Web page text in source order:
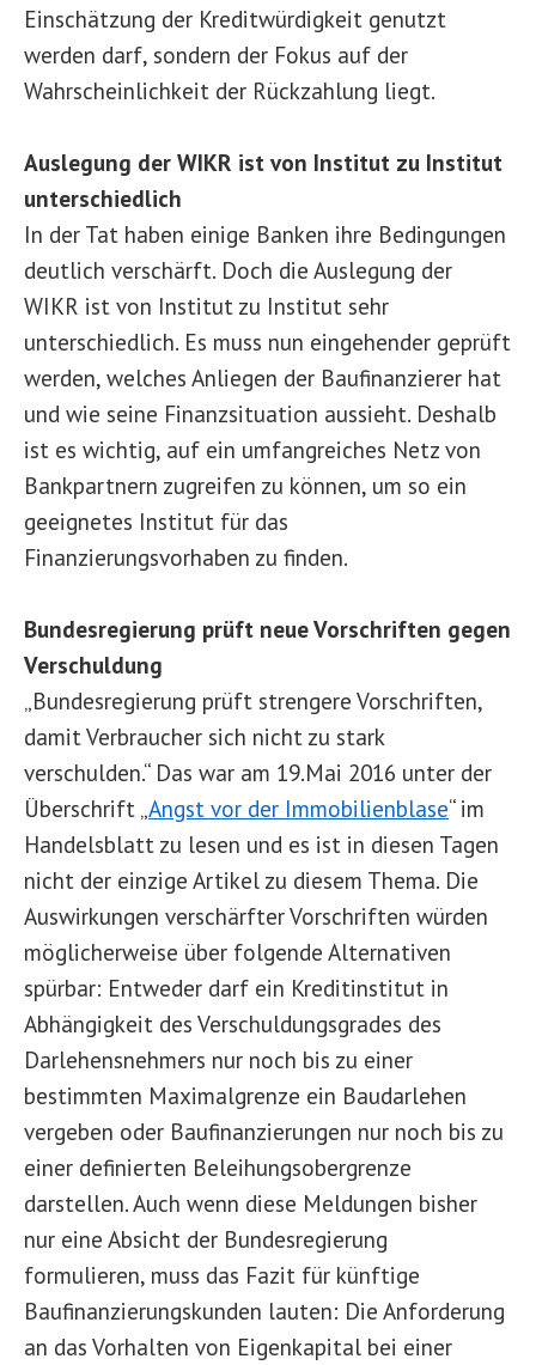
Einschätzung der Kreditwürdigkeit genutzt
werden darf, sondern der Fokus auf der
Wahrscheinlichkeit der Rückzahlung liegt.
Auslegung der WIKR ist von Institut zu Institut
unterschiedlich
In der Tat haben einige Banken ihre Bedingungen
deutlich verschärft. Doch die Auslegung der
WIKR ist von Institut zu Institut sehr
unterschiedlich. Es muss nun eingehender geprüft
werden, welches Anliegen der Baufinanzierer hat
und wie seine Finanzsituation aussieht. Deshalb
ist es wichtig, auf ein umfangreiches Netz von
Bankpartnern zugreifen zu können, um so ein
geeignetes Institut für das
Finanzierungsvorhaben zu finden.
Bundesregierung prüft neue Vorschriften gegen
Verschuldung
„Bundesregierung prüft strengere Vorschriften,
damit Verbraucher sich nicht zu stark
verschulden.“ Das war am 19.Mai 2016 unter der
Überschrift „Angst vor der Immobilienblase“ im
Handelsblatt zu lesen und es ist in diesen Tagen
nicht der einzige Artikel zu diesem Thema. Die
Auswirkungen verschärfter Vorschriften würden
möglicherweise über folgende Alternativen
spürbar: Entweder darf ein Kreditinstitut in
Abhängigkeit des Verschuldungsgrades des
Darlehensnehmers nur noch bis zu einer
bestimmten Maximalgrenze ein Baudarlehen
vergeben oder Baufinanzierungen nur noch bis zu
einer definierten Beleihungsobergrenze
darstellen. Auch wenn diese Meldungen bisher
nur eine Absicht der Bundesregierung
formulieren, muss das Fazit für künftige
Baufinanzierungskunden lauten: Die Anforderung
an das Vorhalten von Eigenkapital bei einer